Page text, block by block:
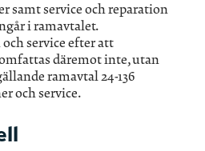
samt service och reparation
i ramavtalet.
service efter att
däremot inte, utan
ramavtal 24-136
och service.